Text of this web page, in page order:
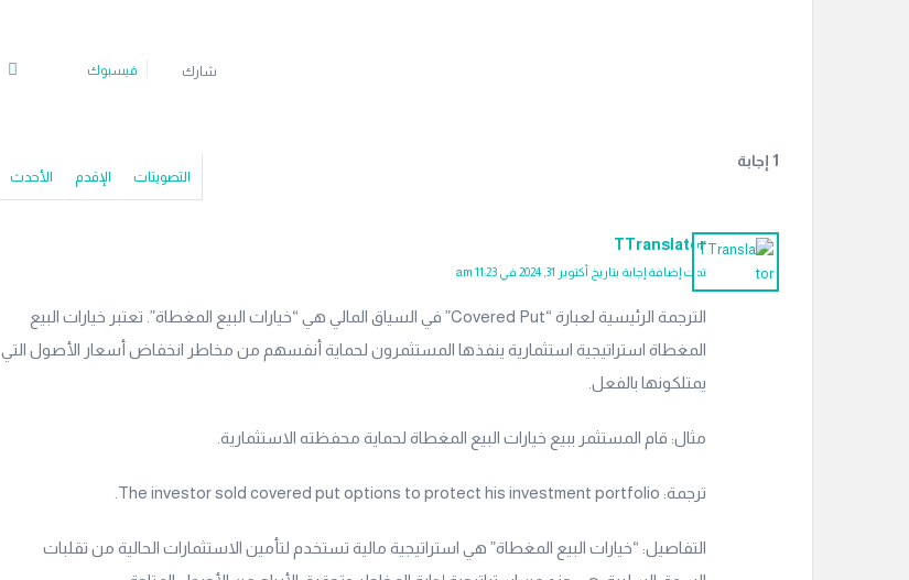
شارك فيسبوك
‫1 إجابة
التصويتات الإقدم الأحدث
TTranslator
تمت إضافة إجابة بتاريخ أكتوبر 31, 2024 في 11:23 am
الترجمة الرئيسية لعبارة “Covered Put” في السياق المالي هي “خيارات البيع المغطاة”. تعتبر خيارات البيع
المغطاة استراتيجية استثمارية ينفذها المستثمرون لحماية أنفسهم من مخاطر انخفاض أسعار الأصول التي
يمتلكونها بالفعل.
مثال: قام المستثمر ببيع خيارات البيع المغطاة لحماية محفظته الاستثمارية.
ترجمة: The investor sold covered put options to protect his investment portfolio.
التفاصيل: “خيارات البيع المغطاة” هي استراتيجية مالية تستخدم لتأمين الاستثمارات الحالية من تقلبات